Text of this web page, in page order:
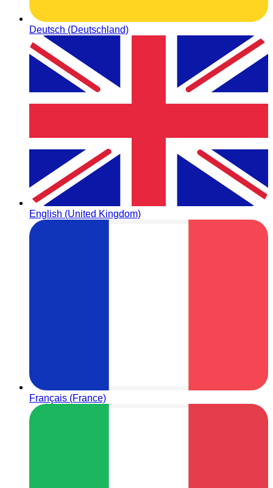
Deutsch (Deutschland)
English (United Kingdom)
Français (France)